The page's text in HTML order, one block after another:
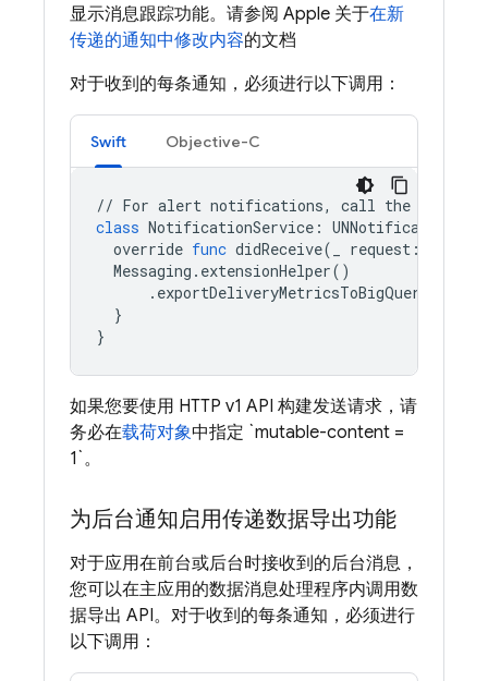
显示消息跟踪功能。请参阅 Apple 关于在新
传递的通知中修改内容的文档
对于收到的每条通知，必须进行以下调用：
Swift Objective-C
// For alert notifications, call the
class NotificationService :
override func didReceive( request :
Messaging . extensionHelper()
. exportDeliveryMetricsToBigQuery
}
}
如果您要使用 HTTP v1 API 构建发送请求，请
务必在载荷对象中指定 `mutable-content =
1`。
为后台通知启用传递数据导出功能
对于应用在前台或后台时接收到的后台消息，
您可以在主应用的数据消息处理程序内调用数
据导出 API。对于收到的每条通知，必须进行
以下调用：